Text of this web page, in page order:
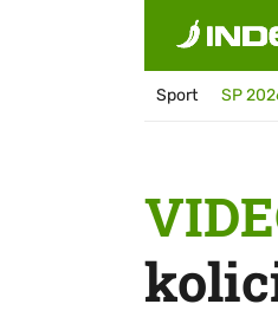
Sport SP